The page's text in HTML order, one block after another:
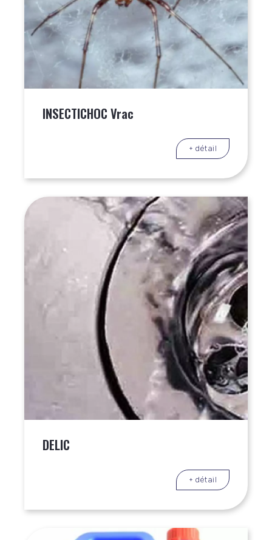
INSECTICHOC Vrac
+ détail
DELIC
+ détail